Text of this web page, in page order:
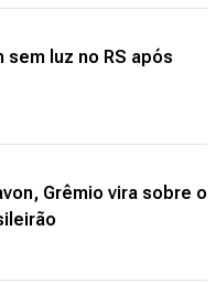
luz no RS após
Grêmio vira sobre o